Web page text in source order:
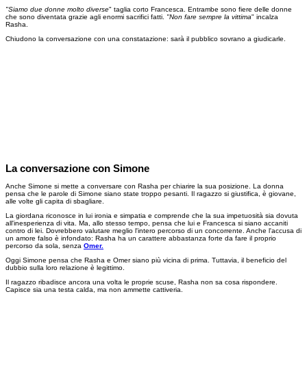
"Siamo due donne molto diverse" taglia corto Francesca. Entrambe sono fiere delle donne
che sono diventata grazie agli enormi sacrifici fatti. "Non fare sempre la vittima" incalza
Rasha.
Chiudono la conversazione con una constatazione: sarà il pubblico sovrano a giudicarle.
La conversazione con Simone
Anche Simone si mette a conversare con Rasha per chiarire la sua posizione. La donna
pensa che le parole di Simone siano state troppo pesanti. Il ragazzo si giustifica, è giovane,
alle volte gli capita di sbagliare.
La giordana riconosce in lui ironia e simpatia e comprende che la sua impetuosità sia dovuta
all'inesperienza di vita. Ma, allo stesso tempo, pensa che lui e Francesca si siano accaniti
contro di lei. Dovrebbero valutare meglio l'intero percorso di un concorrente. Anche l'accusa di
un amore falso è infondato: Rasha ha un carattere abbastanza forte da fare il proprio
percorso da sola, senza Omer.
Oggi Simone pensa che Rasha e Omer siano più vicina di prima. Tuttavia, il beneficio del
dubbio sulla loro relazione è legittimo.
Il ragazzo ribadisce ancora una volta le proprie scuse, Rasha non sa cosa rispondere.
Capisce sia una testa calda, ma non ammette cattiveria.